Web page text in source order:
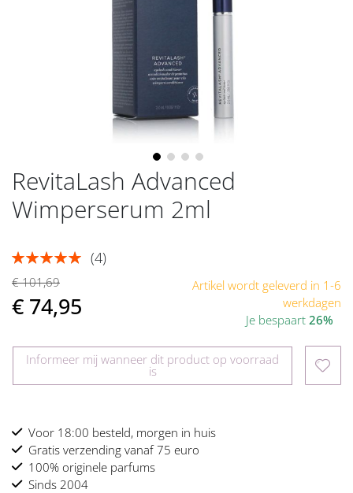
RevitaLash Advanced
Wimperserum 2ml
Beoordeling: (4)
€ 101,69
€ 74,95
Artikel wordt geleverd in 1-6
werkdagen
Je bespaart 26%
Informeer mij wanneer dit product op voorraad
is
Voor 18:00 besteld, morgen in huis
Gratis verzending vanaf 75 euro
100% originele parfums
Sinds 2004
Ga
naar
het
de
afbeeldingen-
gallerij